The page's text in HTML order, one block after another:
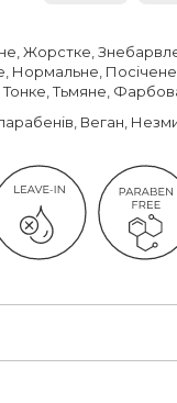
Жорстке,
Нормальне,
Тонке, Тьмяне,
Веган,